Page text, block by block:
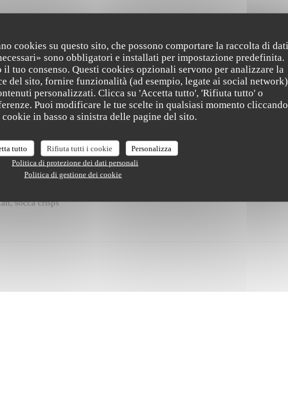
cookies su questo sito, che possono comportare la raccolta di dati
sono obbligatori e installati per impostazione predefinita.
tuo consenso. Questi cookies opzionali servono per analizzare la
del sito, fornire funzionalità (ad esempio, legate ai social network)
personalizzati. Clicca su 'Accetta tutto', 'Rifiuta tutto' o
Puoi modificare le tue scelte in qualsiasi momento cliccando
in basso a sinistra delle pagine del sito.
tutto Rifiuta tutti i cookie
Personalizza
Politica di protezione dei dati personali
Politica di gestione dei cookie
pine nut crumble, basil shoots
socca crisps
The Friendly Kitchen